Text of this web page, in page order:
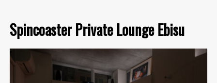
Spincoaster Private Lounge Ebisu